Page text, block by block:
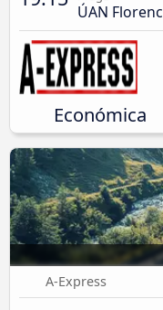
ÚAN Florenc
Económica
A-Express